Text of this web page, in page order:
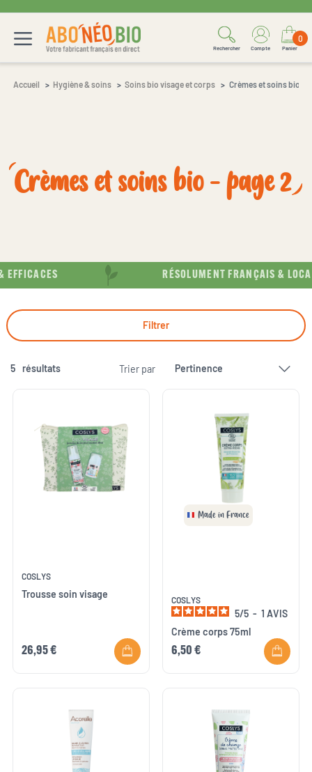
Rechercher Compte
0
Panier
Accueil Hygiène & soins Soins bio visage et corps Crèmes et soins bio
Crèmes et soins bio - page 2
RÉSOLUMENT FRANÇAIS & LOCAL
Filtrer
5 résultats Trier par
COSLYS
Trousse soin visage
26,95 €
Made in France
COSLYS
5/5 - 1AVIS
Crème corps 75ml
6,50 €